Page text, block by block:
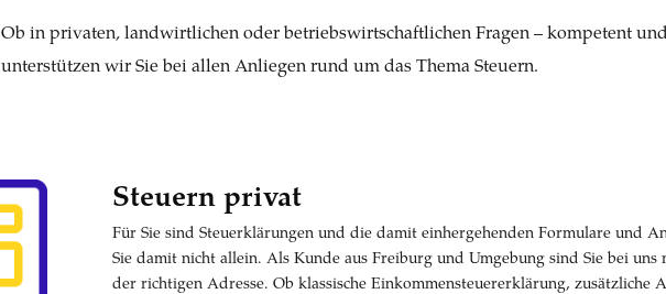
Ob in privaten, landwirtlichen oder betriebswirtschaftlichen Fragen – kompetent
unterstützen wir Sie bei allen Anliegen rund um das Thema Steuern.
Steuern privat
Für Sie sind Steuerklärungen und die damit einhergehenden Formulare und
Sie damit nicht allein. Als Kunde aus Freiburg und Umgebung sind Sie bei uns
der richtigen Adresse. Ob klassische Einkommensteuererklärung, zusätzliche